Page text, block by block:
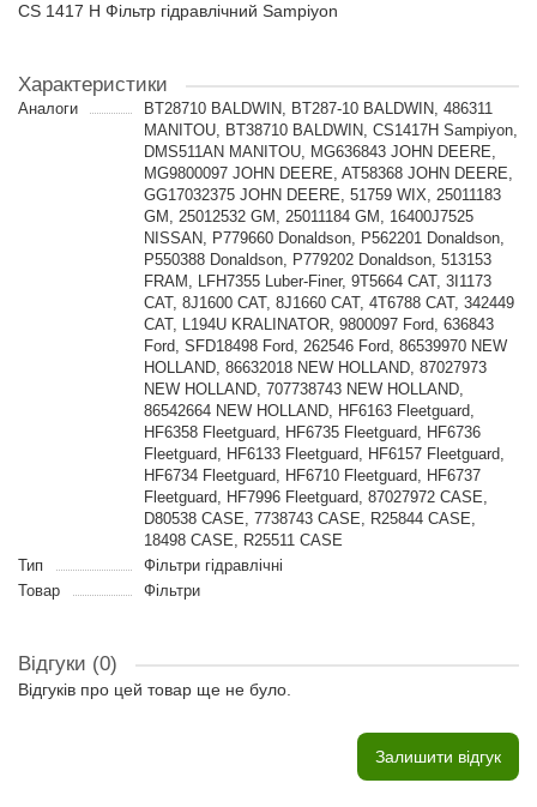
CS 1417 H Фільтр гідравлічний Sampiyon
Характеристики
Аналоги
BT28710 BALDWIN, BT287-10 BALDWIN, 486311
MANITOU, BT38710 BALDWIN, CS1417H Sampiyon,
DMS511AN MANITOU, MG636843 JOHN DEERE,
MG9800097 JOHN DEERE, AT58368 JOHN DEERE,
GG17032375 JOHN DEERE, 51759 WIX, 25011183
GM, 25012532 GM, 25011184 GM, 16400J7525
NISSAN, P779660 Donaldson, P562201 Donaldson,
P550388 Donaldson, P779202 Donaldson, 513153
FRAM, LFH7355 Luber-Finer, 9T5664 CAT, 3I1173
CAT, 8J1600 CAT, 8J1660 CAT, 4T6788 CAT, 342449
CAT, L194U KRALINATOR, 9800097 Ford, 636843
Ford, SFD18498 Ford, 262546 Ford, 86539970 NEW
HOLLAND, 86632018 NEW HOLLAND, 87027973
NEW HOLLAND, 707738743 NEW HOLLAND,
86542664 NEW HOLLAND, HF6163 Fleetguard,
HF6358 Fleetguard, HF6735 Fleetguard, HF6736
Fleetguard, HF6133 Fleetguard, HF6157 Fleetguard,
HF6734 Fleetguard, HF6710 Fleetguard, HF6737
Fleetguard, HF7996 Fleetguard, 87027972 CASE,
D80538 CASE, 7738743 CASE, R25844 CASE,
18498 CASE, R25511 CASE
Тип
Фільтри гідравлічні
Товар
Фільтри
Відгуки (0)
Відгуків про цей товар ще не було.
Залишити відгук